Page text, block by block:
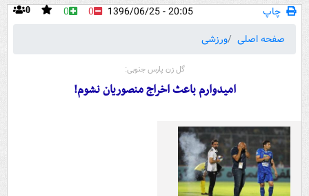
چاپ 0 0 0
20:05 - 1396/06/25
صفحه اصلی
ورزشی
گل زن پارس جنوبی:
امیدوارم باعث اخراج منصوریان نشوم!